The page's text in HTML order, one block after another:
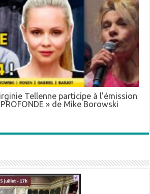
Tellenne participe à l’émission
» de Mike Borowski